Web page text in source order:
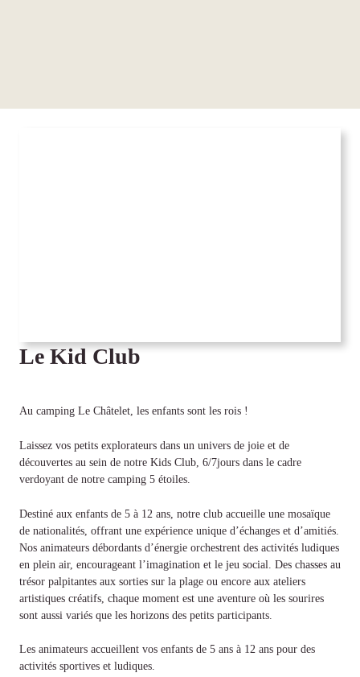
Le Kid Club
Au camping Le Châtelet, les enfants sont les rois !
Laissez vos petits explorateurs dans un univers de joie et de
découvertes au sein de notre Kids Club, 6/7jours dans le cadre
verdoyant de notre camping 5 étoiles.
Destiné aux enfants de 5 à 12 ans, notre club accueille une mosaïque
de nationalités, offrant une expérience unique d’échanges et d’amitiés.
Nos animateurs débordants d’énergie orchestrent des activités ludiques
en plein air, encourageant l’imagination et le jeu social. Des chasses au
trésor palpitantes aux sorties sur la plage ou encore aux ateliers
artistiques créatifs, chaque moment est une aventure où les sourires
sont aussi variés que les horizons des petits participants.
Les animateurs accueillent vos enfants de 5 ans à 12 ans pour des
activités sportives et ludiques.